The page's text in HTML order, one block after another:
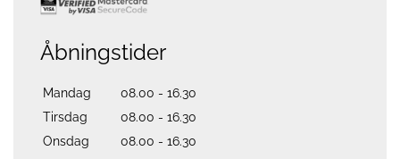
Åbningstider
Mandag
08.00 - 16.30
Tirsdag
08.00 - 16.30
Onsdag
08.00 - 16.30